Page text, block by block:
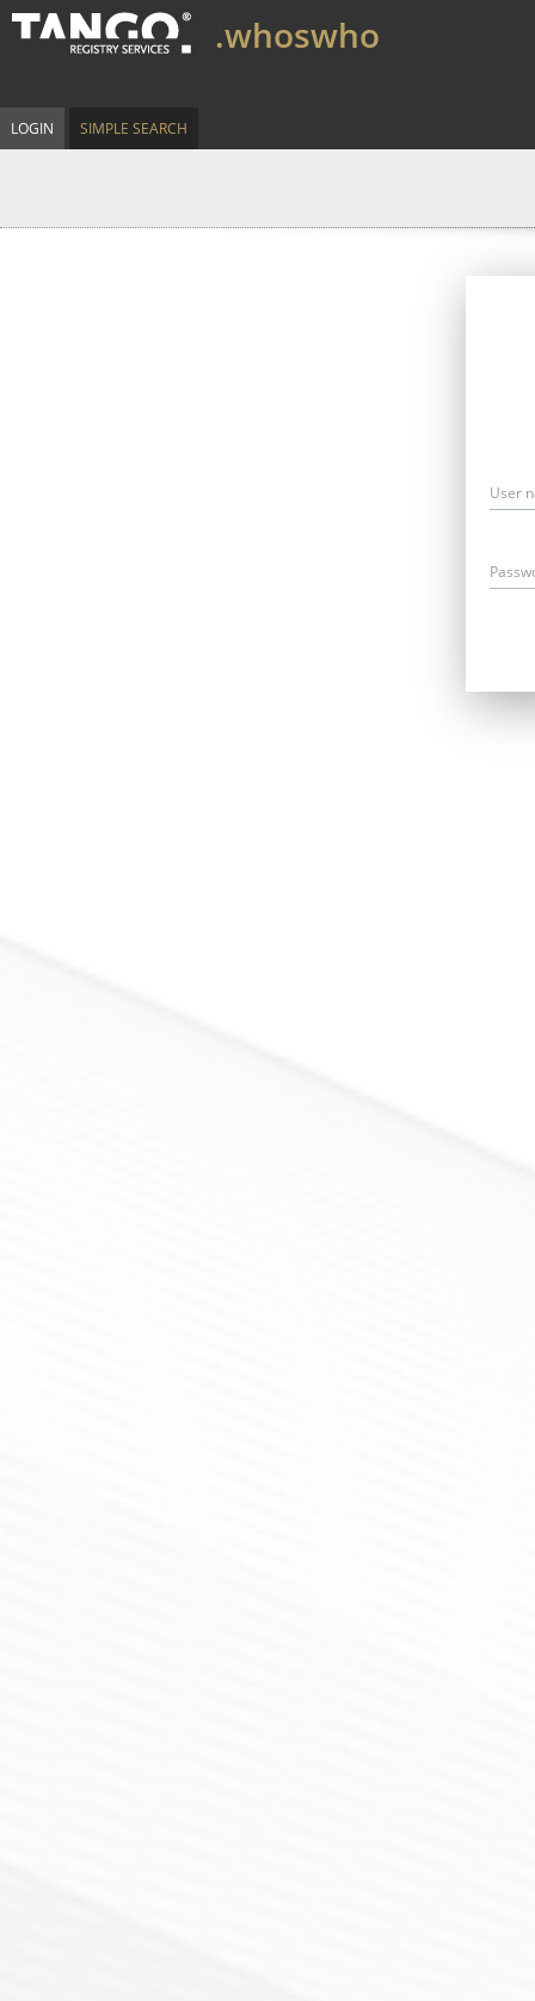
.whoswho
LOGIN SIMPLE SEARCH
User